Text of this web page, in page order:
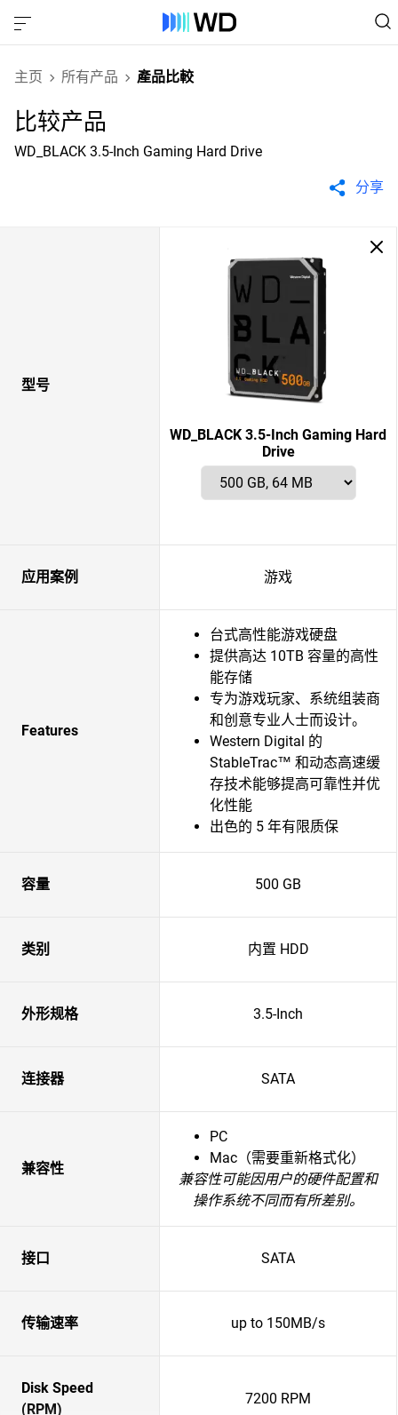
主页 所有产品 產品比較
比较产品
WD_BLACK 3.5-Inch Gaming Hard Drive
分享
型号
WD_BLACK 3.5-Inch Gaming Hard
Drive
应用案例 游戏
Features
台式高性能游戏硬盘
提供高达 10TB 容量的高性
能存储
专为游戏玩家、系统组装商
和创意专业人士而设计。
Western Digital 的
StableTrac™ 和动态高速缓
存技术能够提高可靠性并优
化性能
出色的 5 年有限质保
容量 500 GB
类别 内置 HDD
外形规格 3.5-Inch
连接器 SATA
兼容性
PC
Mac（需要重新格式化）
兼容性可能因用户的硬件配置和
操作系统不同而有所差别。
接口 SATA
传输速率 up to 150MB/s
Disk Speed
(RPM)
7200 RPM